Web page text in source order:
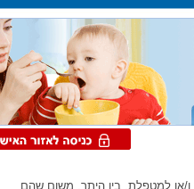
או למטפלת, בין היתר, משום שהם